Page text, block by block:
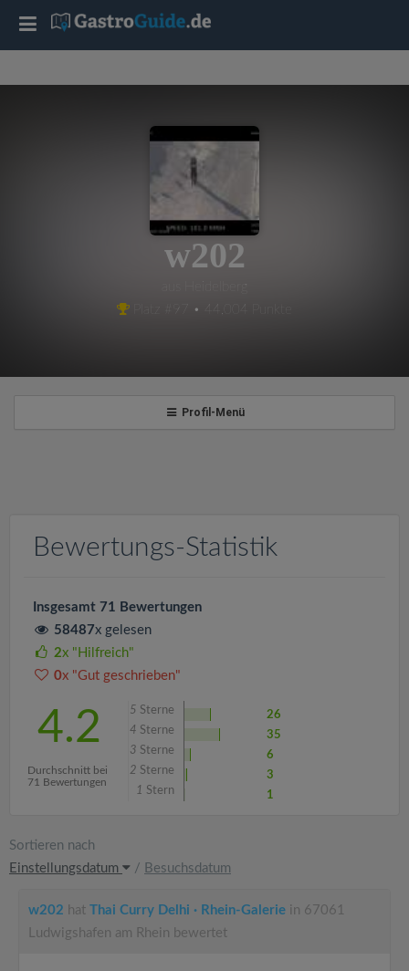
w202
aus Heidelberg
Platz #97 • 44,004 Punkte
Profil-Menü
Bewertungs-Statistik
Insgesamt 71 Bewertungen
58487x gelesen
2x "Hilfreich"
0x "Gut geschrieben"
4.2
Durchschnitt bei
71 Bewertungen
5 Sterne
26
4 Sterne
35
3 Sterne
6
2 Sterne
3
1 Stern 1
Sortieren nach
Einstellungsdatum
/ Besuchsdatum
w202 hat Thai Curry Delhi · Rhein-Galerie in 67061
Ludwigshafen am Rhein bewertet
T
a
t
i